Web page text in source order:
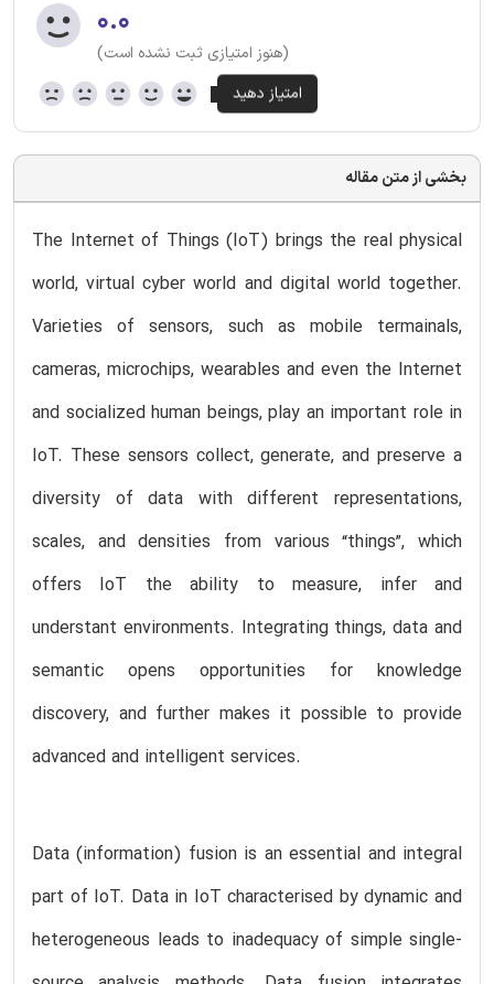
۰.۰
(هنوز امتیازی ثبت نشده است)
بخشی از متن مقاله
The Internet of Things (IoT) brings the real physical
world, virtual cyber world and digital world together.
Varieties of sensors, such as mobile termainals,
cameras, microchips, wearables and even the Internet
and socialized human beings, play an important role in
IoT. These sensors collect, generate, and preserve a
diversity of data with different representations,
scales, and densities from various “things”, which
offers IoT the ability to measure, infer and
understant environments. Integrating things, data and
semantic opens opportunities for knowledge
discovery, and further makes it possible to provide
advanced and intelligent services.
Data (information) fusion is an essential and integral
part of IoT. Data in IoT characterised by dynamic and
heterogeneous leads to inadequacy of simple single-